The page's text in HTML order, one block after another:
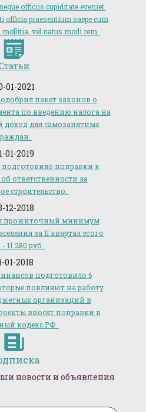
officiis cupiditate eveniet.
officia praesentium saepe cum
vel natus modi rem.
01-2021
пакет законов о
по введению налога на
доход для самозанятных
01-2019
подготовило поправки к
ответственности за
строительство.
12-2018
прожиточный минимум
за II квартал этого
11 280 руб.
01-2018
подготовило 6
повлияют на работу
организаций в
вносят поправки в
кодекс РФ.
новости и объявления